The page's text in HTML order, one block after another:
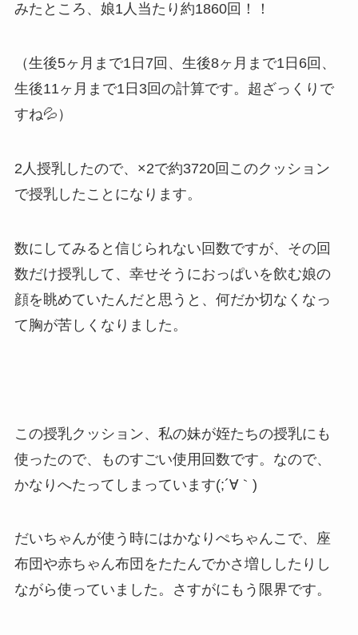
みたところ、娘1人当たり約1860回！！
（生後5ヶ月まで1日7回、生後8ヶ月まで1日6回、
生後11ヶ月まで1日3回の計算です。超ざっくりで
すね💦）
2人授乳したので、×2で約3720回このクッション
で授乳したことになります。
数にしてみると信じられない回数ですが、その回
数だけ授乳して、幸せそうにおっぱいを飲む娘の
顔を眺めていたんだと思うと、何だか切なくなっ
て胸が苦しくなりました。
この授乳クッション、私の妹が姪たちの授乳にも
使ったので、ものすごい使用回数です。なので、
かなりへたってしまっています(;´∀｀)
だいちゃんが使う時にはかなりぺちゃんこで、座
布団や赤ちゃん布団をたたんでかさ増ししたりし
ながら使っていました。さすがにもう限界です。